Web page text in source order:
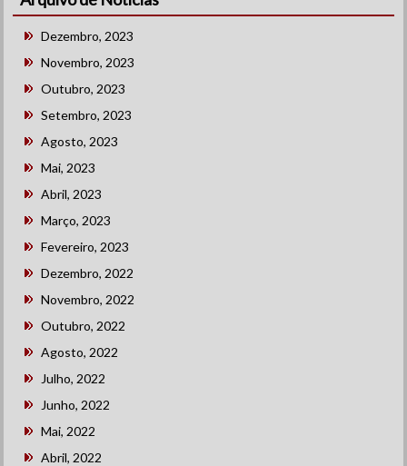
Dezembro, 2023
Novembro, 2023
Outubro, 2023
Setembro, 2023
Agosto, 2023
Mai, 2023
Abril, 2023
Março, 2023
Fevereiro, 2023
Dezembro, 2022
Novembro, 2022
Outubro, 2022
Agosto, 2022
Julho, 2022
Junho, 2022
Mai, 2022
Abril, 2022